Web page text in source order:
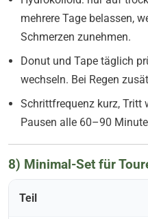
mehrere Tage belassen,
Schmerzen zunehmen.
Donut und Tape täglich
wechseln. Bei Regen
Schrittfrequenz kurz, Tritt
Pausen alle 60–90
8) Minimal-Set für
Teil